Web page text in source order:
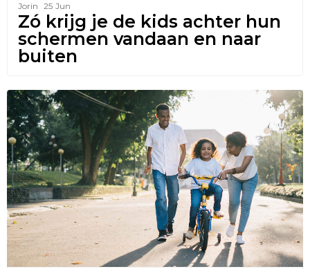
Jorin 25 Jun
Zó krijg je de kids achter hun
schermen vandaan en naar
buiten